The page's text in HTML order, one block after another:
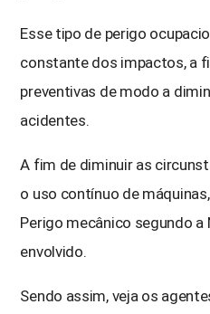
Esse tipo de perigo
constante dos impactos, a
preventivas de modo a
acidentes.
A fim de diminuir as
o uso contínuo de
Perigo mecânico segundo a
envolvido.
Sendo assim, veja os